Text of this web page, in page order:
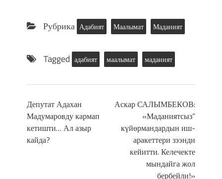
Рубрика Адабият Маалымат Маданият
Tagged адабият маалымат маданият
Депутат Адахан
Мадумаровду кармап
кетишти… Ал азыр
кайда?
Аскар САЛЫМБЕКОВ:
«Маданиятсыз”
күйөрмандардын иш-
аракеттери зээнди
кейитти. Келечекте
мындайга жол
бербейли!»